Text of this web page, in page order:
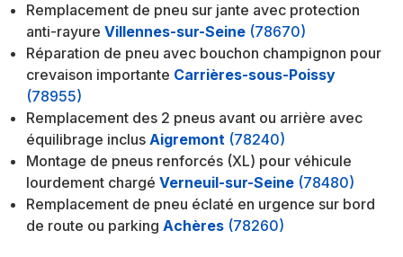
Remplacement de pneu sur jante avec protection
anti-rayure Villennes-sur-Seine (78670)
Réparation de pneu avec bouchon champignon pour
crevaison importante Carrières-sous-Poissy
(78955)
Remplacement des 2 pneus avant ou arrière avec
équilibrage inclus Aigremont (78240)
Montage de pneus renforcés (XL) pour véhicule
lourdement chargé Verneuil-sur-Seine (78480)
Remplacement de pneu éclaté en urgence sur bord
de route ou parking Achères (78260)